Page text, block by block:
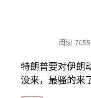
阅读 7055
特朗普要对伊朗
没来，最骚的来